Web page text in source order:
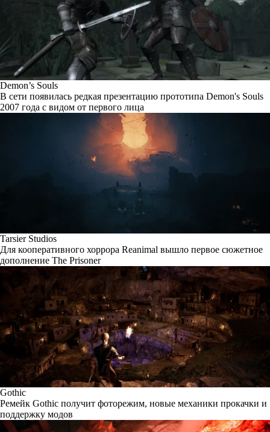
Demon’s Souls
В сети появилась редкая презентацию прототипа Demon's Souls
2007 года с видом от первого лица
Tarsier Studios
Для кооперативного хоррора Reanimal вышло первое сюжетное
дополнение The Prisoner
Gothic
Ремейк Gothic получит фоторежим, новые механики прокачки и
поддержку модов